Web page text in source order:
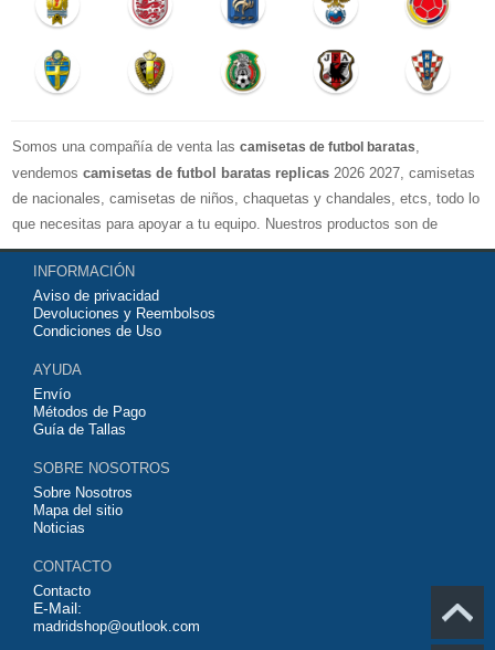
Somos una compañía de venta las camisetas de futbol baratas
vendemos camisetas de futbol baratas replicas 2026 2027, camisetas
de nacionales, camisetas de niños, chaquetas y chandales, etcs, todo lo
que necesitas para apoyar a tu equipo. Nuestros productos son de
exelente calidad y buen precio. Espero que usted puede estar satisfecho,
Agradecemos sus comentarios y sugerencias.
INFORMACIÓN
Aviso de privacidad
Devoluciones y Reembolsos
Condiciones de Uso
AYUDA
Envío
Métodos de Pago
Guía de Tallas
SOBRE NOSOTROS
Sobre Nosotros
Mapa del sitio
Noticias
CONTACTO
Contacto
E-Mail:
madridshop@outlook.com